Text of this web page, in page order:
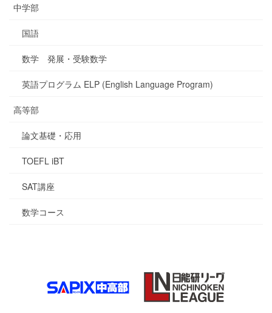
中学部
国語
数学 発展・受験数学
英語プログラム ELP (English Language Program)
高等部
論文基礎・応用
TOEFL iBT
SAT講座
数学コース